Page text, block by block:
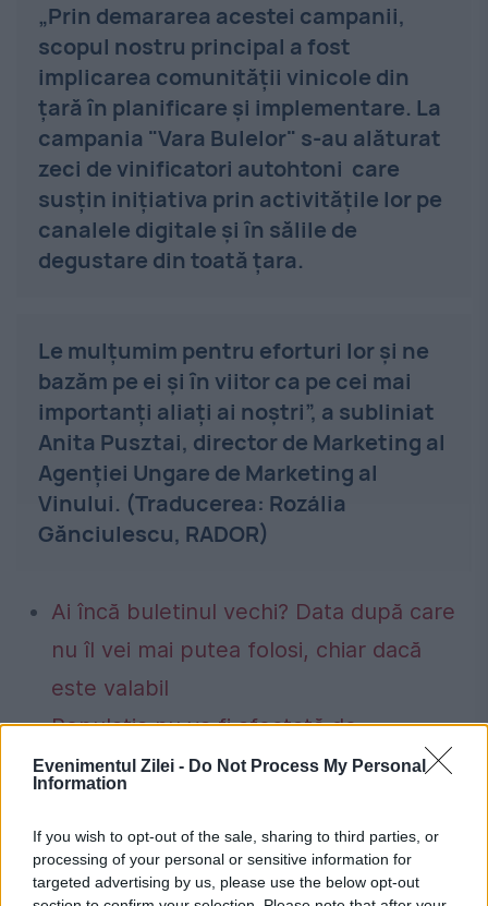
Evenimentul Zilei - Do Not Process My Personal
Information
If you wish to opt-out of the sale, sharing to third parties, or
processing of your personal or sensitive information for
targeted advertising by us, please use the below opt-out
„Prin demararea acestei campanii,
scopul nostru principal a fost
implicarea comunităţii vinicole din
ţară în planificare și implementare. La
campania "Vara Bulelor" s-au alăturat
zeci de vinificatori autohtoni care
susțin inițiativa prin activitățile lor pe
canalele digitale și în sălile de
degustare din toată țara.
Le mulțumim pentru eforturi lor și ne
bazăm pe ei şi în viitor ca pe cei mai
importanți aliați ai noștri”, a subliniat
Anita Pusztai, director de Marketing al
Agenției Ungare de Marketing al
Vinului. (Traducerea: Rozália
Gănciulescu, RADOR)
Ai încă buletinul vechi? Data după care
nu îl vei mai putea folosi, chiar dacă
este valabil
Populația nu va fi afectată de
eventualele limitări de consum de
limitări de consum către consumatorii
casnici